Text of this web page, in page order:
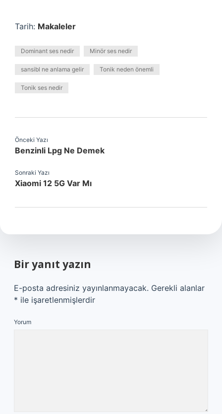
Tarih: Makaleler
Dominant ses nedir Minör ses nedir
sansibl ne anlama gelir Tonik neden önemli
Tonik ses nedir
Önceki Yazı
Benzinli Lpg Ne Demek
Sonraki Yazı
Xiaomi 12 5G Var Mı
Bir yanıt yazın
E-posta adresiniz yayınlanmayacak. Gerekli alanlar
* ile işaretlenmişlerdir
Yorum